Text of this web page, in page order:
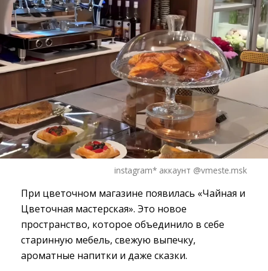
instagram* аккаунт @vmeste.msk
При цветочном магазине появилась «Чайная и
Цветочная мастерская». Это новое
пространство, которое объединило в себе
старинную мебель, свежую выпечку,
ароматные напитки и даже сказки.